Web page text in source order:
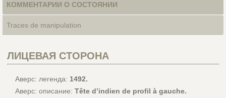
КОММЕНТАРИИ О СОСТОЯНИИ
Traces de manipulation
ЛИЦЕВАЯ СТОРОНА
Аверс: легенда: 1492.
Аверс: описание: Tête d’indien de profil à gauche.